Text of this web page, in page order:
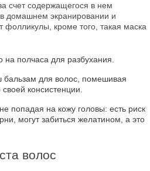
счет содержащегося в нем
домашнем экранировании и
фолликулы, кроме того, такая маска
на полчаса для разбухания.
бальзам для волос, помешивая
консистенции.
попадая на кожу головы: есть риск
могут забиться желатином, а это
волос